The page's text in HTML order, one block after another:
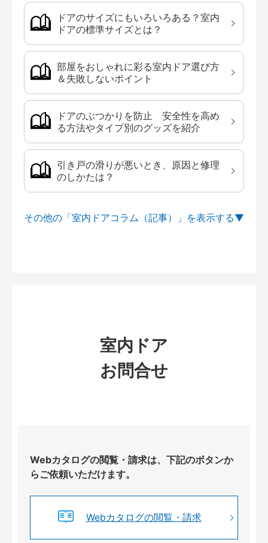
ドアのサイズにもいろいろある？室内
ドアの標準サイズとは？
部屋をおしゃれに彩る室内ドア選び方
＆失敗しないポイント
ドアのぶつかりを防止 安全性を高め
る方法やタイプ別のグッズを紹介
引き戸の滑りが悪いとき、原因と修理
のしかたは？
その他の「室内ドアコラム（記事）」を
室内ドア
お問合せ
Webカタログの閲覧・請求は、下記のボタンか
らご依頼いただけます。
Webカタログの閲覧・請求